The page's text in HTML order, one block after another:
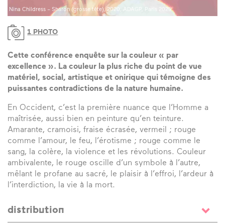
Nina Childress – Sharon (grosse tête), 2020, ADAGP, Paris 2025
1 PHOTO
Cette conférence enquête sur la couleur « par
excellence ». La couleur la plus riche du point de vue
matériel, social, artistique et onirique qui témoigne des
puissantes contradictions de la nature humaine.
En Occident, c’est la première nuance que l’Homme a
maîtrisée, aussi bien en peinture qu’en teinture.
Amarante, cramoisi, fraise écrasée, vermeil ; rouge
comme l’amour, le feu, l’érotisme ; rouge comme le
sang, la colère, la violence et les révolutions. Couleur
ambivalente, le rouge oscille d’un symbole à l’autre,
mêlant le profane au sacré, le plaisir à l’effroi, l’ardeur à
l’interdiction, la vie à la mort.
distribution